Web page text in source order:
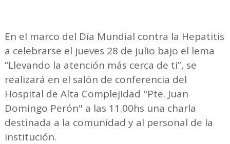
En el marco del Día Mundial contra la Hepatitis
a celebrarse el jueves 28 de julio bajo el lema
“Llevando la atención más cerca de ti”, se
realizará en el salón de conferencia del
Hospital de Alta Complejidad "Pte. Juan
Domingo Perón" a las 11.00hs una charla
destinada a la comunidad y al personal de la
institución.